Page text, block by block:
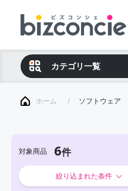
カテゴリ一覧
ホーム ソフトウェア
対象商品 6
絞り込まれた条件